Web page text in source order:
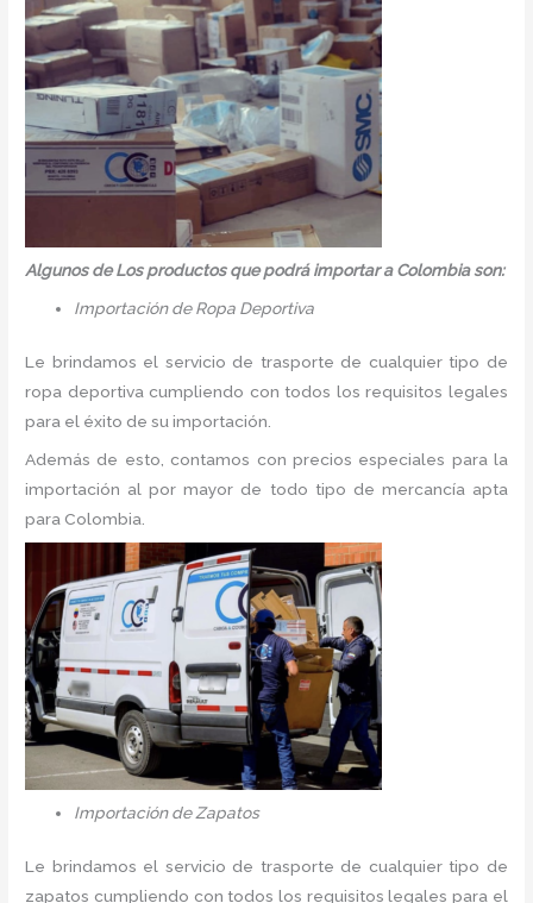
Algunos de Los productos que podrá importar a Colombia son:
Importación de Ropa Deportiva
Le brindamos el servicio de trasporte de cualquier tipo de
ropa deportiva cumpliendo con todos los requisitos legales
para el éxito de su importación.
Además de esto, contamos con precios especiales para la
importación al por mayor de todo tipo de mercancía apta
para Colombia.
Importación de Zapatos
Le brindamos el servicio de trasporte de cualquier tipo de
zapatos cumpliendo con todos los requisitos legales para el